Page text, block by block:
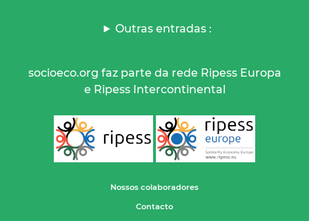
Outras entradas :
socioeco.org faz parte da rede Ripess Europa
e Ripess Intercontinental
Nossos colaboradores
Contacto